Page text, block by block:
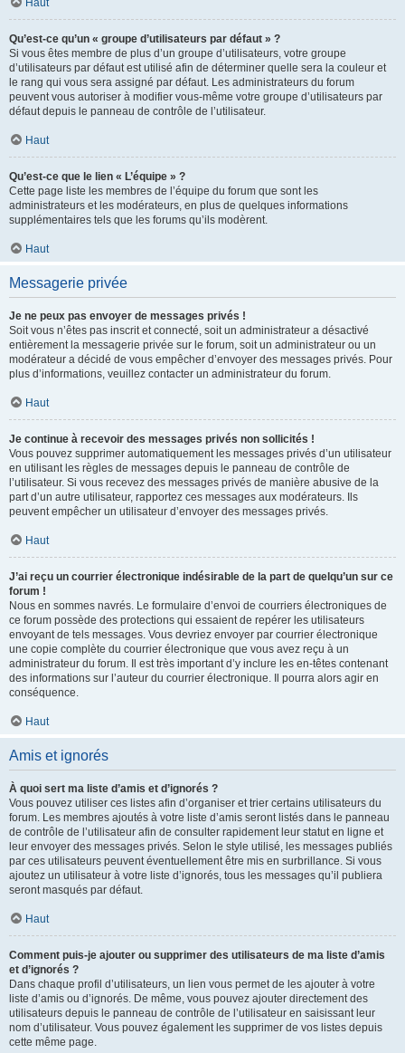
Haut
Qu’est-ce qu’un « groupe d’utilisateurs par défaut » ?
Si vous êtes membre de plus d’un groupe d’utilisateurs, votre groupe
d’utilisateurs par défaut est utilisé afin de déterminer quelle sera la couleur et
le rang qui vous sera assigné par défaut. Les administrateurs du forum
peuvent vous autoriser à modifier vous-même votre groupe d’utilisateurs par
défaut depuis le panneau de contrôle de l’utilisateur.
Haut
Qu’est-ce que le lien « L’équipe » ?
Cette page liste les membres de l’équipe du forum que sont les
administrateurs et les modérateurs, en plus de quelques informations
supplémentaires tels que les forums qu’ils modèrent.
Haut
Messagerie privée
Je ne peux pas envoyer de messages privés !
Soit vous n’êtes pas inscrit et connecté, soit un administrateur a désactivé
entièrement la messagerie privée sur le forum, soit un administrateur ou un
modérateur a décidé de vous empêcher d’envoyer des messages privés. Pour
plus d’informations, veuillez contacter un administrateur du forum.
Haut
Je continue à recevoir des messages privés non sollicités !
Vous pouvez supprimer automatiquement les messages privés d’un utilisateur
en utilisant les règles de messages depuis le panneau de contrôle de
l’utilisateur. Si vous recevez des messages privés de manière abusive de la
part d’un autre utilisateur, rapportez ces messages aux modérateurs. Ils
peuvent empêcher un utilisateur d’envoyer des messages privés.
Haut
J’ai reçu un courrier électronique indésirable de la part de quelqu’un sur ce
forum !
Nous en sommes navrés. Le formulaire d’envoi de courriers électroniques de
ce forum possède des protections qui essaient de repérer les utilisateurs
envoyant de tels messages. Vous devriez envoyer par courrier électronique
une copie complète du courrier électronique que vous avez reçu à un
administrateur du forum. Il est très important d’y inclure les en-têtes contenant
des informations sur l’auteur du courrier électronique. Il pourra alors agir en
conséquence.
Haut
Amis et ignorés
À quoi sert ma liste d’amis et d’ignorés ?
Vous pouvez utiliser ces listes afin d’organiser et trier certains utilisateurs du
forum. Les membres ajoutés à votre liste d’amis seront listés dans le panneau
de contrôle de l’utilisateur afin de consulter rapidement leur statut en ligne et
leur envoyer des messages privés. Selon le style utilisé, les messages publiés
par ces utilisateurs peuvent éventuellement être mis en surbrillance. Si vous
ajoutez un utilisateur à votre liste d’ignorés, tous les messages qu’il publiera
seront masqués par défaut.
Haut
Comment puis-je ajouter ou supprimer des utilisateurs de ma liste d’amis
et d’ignorés ?
Dans chaque profil d’utilisateurs, un lien vous permet de les ajouter à votre
liste d’amis ou d’ignorés. De même, vous pouvez ajouter directement des
utilisateurs depuis le panneau de contrôle de l’utilisateur en saisissant leur
nom d’utilisateur. Vous pouvez également les supprimer de vos listes depuis
cette même page.